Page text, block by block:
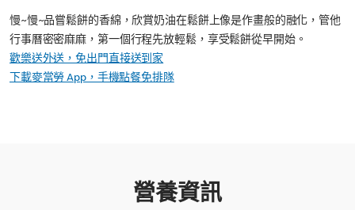
慢~慢~品嘗鬆餅的香綿，欣賞奶油在鬆餅上像是作畫般的融化，管他
行事曆密密麻麻，第一個行程先放輕鬆，享受鬆餅從早開始。
歡樂送外送，免出門直接送到家
下載麥當勞 App，手機點餐免排隊
營養資訊